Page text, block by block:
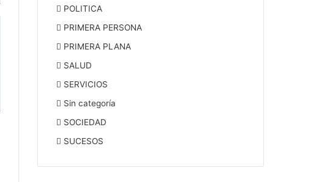
POLITICA
PRIMERA PERSONA
PRIMERA PLANA
SALUD
SERVICIOS
Sin categoría
SOCIEDAD
SUCESOS